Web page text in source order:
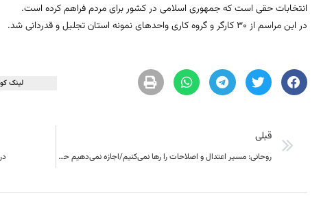
انتخابات حقی است که جمهوری اسلامی در کشور برای مردم فراهم کرده است.
در این مراسم از 30 کارگر و گروه کاری واحدهای نمونه استان تجلیل و قدردانی شد.
لینک
قبلی
روحانی: مسیر اعتدال و اصلاحات را رها نمی‌کنیم/اجازه نمی‌دهیم حقوق خصوصی مردم نقض شود